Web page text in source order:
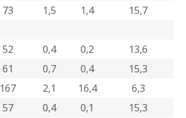
73 1,5 1,4 15,7
52 0,4 0,2
13,6
61 0,7 0,4
15,3
167 2,1 16,4
6,3
57 0,4 0,1
15,3